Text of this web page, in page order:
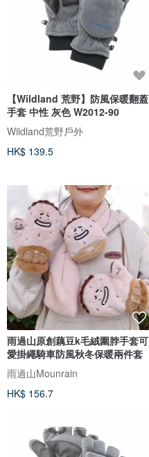
【Wildland 荒野】防風保暖翻蓋
手套 中性 灰色 W2012-90
Wildland荒野戶外
HK$ 139.5
雨過山原創藕豆k毛絨圍脖手套可
愛掛繩騎車防風秋冬保暖兩件套
雨過山Mounrain
HK$ 156.7